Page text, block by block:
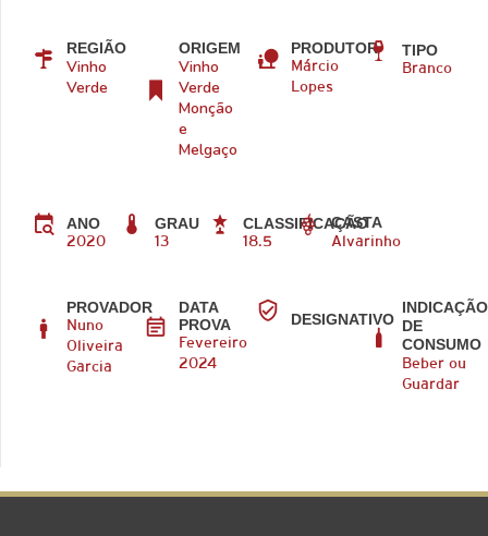
REGIÃO
Vinho
Verde
ORIGEM
Vinho
Verde
Monção
e
Melgaço
PRODUTOR
Márcio
Lopes
TIPO
Branco
ANO
2020
GRAU
13
CLASSIFICAÇÃO
18.5
CASTA
Alvarinho
PROVADOR
Nuno
Oliveira
Garcia
DATA
PROVA
Fevereiro
2024
DESIGNATIVO
INDICAÇÃO
DE
CONSUMO
Beber ou
Guardar